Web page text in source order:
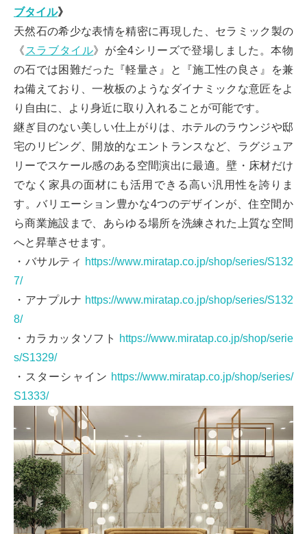
ブタイル》
天然石の希少な表情を精密に再現した、セラミック製の
《 スラブタイル》が全4シリーズで登場しました。本物
の石では困難だった『軽量さ』と『施工性の良さ』を兼
ね備えており、一枚板のようなダイナミックな意匠をよ
り自由に、より身近に取り入れることが可能です。
継ぎ目のない美しい仕上がりは、ホテルのラウンジや邸
宅のリビング、開放的なエントランスなど、ラグジュア
リーでスケール感のある空間演出に最適。壁・床材だけ
でなく家具の面材にも活用できる高い汎用性を誇りま
す。バリエーション豊かな4つのデザインが、住空間か
ら商業施設まで、あらゆる場所を洗練された上質な空間
へと昇華させます。
・バサルティ https://www.miratap.co.jp/shop/series/S132
7/
・アナプルナ https://www.miratap.co.jp/shop/series/S132
8/
・カラカッタソフト
https://www.miratap.co.jp/shop/serie
s/S1329/
・スターシャイン https://www.miratap.co.jp/shop/series/
S1333/